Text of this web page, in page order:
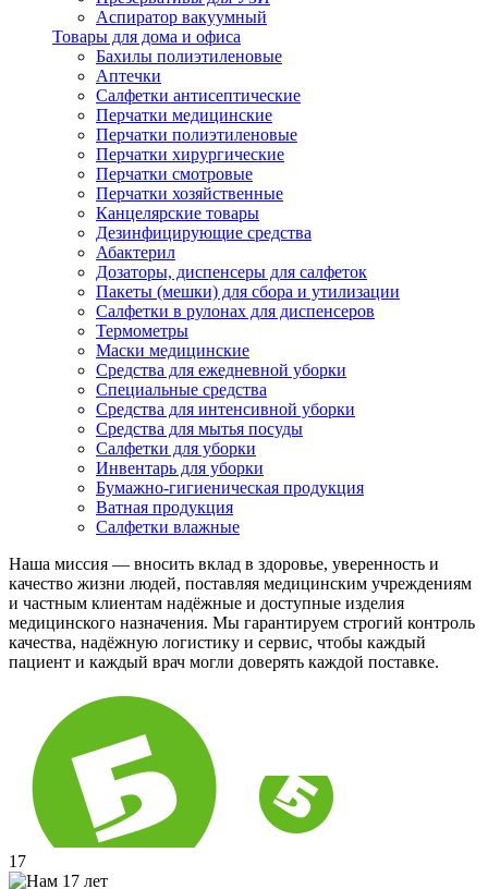
Аспиратор вакуумный
Товары для дома и офиса
Бахилы полиэтиленовые
Аптечки
Салфетки антисептические
Перчатки медицинские
Перчатки полиэтиленовые
Перчатки хирургические
Перчатки смотровые
Перчатки хозяйственные
Канцелярские товары
Дезинфицирующие средства
Абактерил
Дозаторы, диспенсеры для салфеток
Пакеты (мешки) для сбора и утилизации
Салфетки в рулонах для диспенсеров
Термометры
Маски медицинские
Средства для ежедневной уборки
Специальные средства
Средства для интенсивной уборки
Средства для мытья посуды
Салфетки для уборки
Инвентарь для уборки
Бумажно-гигиеническая продукция
Ватная продукция
Салфетки влажные
Наша миссия — вносить вклад в здоровье, уверенность и
качество жизни людей, поставляя медицинским учреждениям
и частным клиентам надёжные и доступные изделия
медицинского назначения. Мы гарантируем строгий контроль
качества, надёжную логистику и сервис, чтобы каждый
пациент и каждый врач могли доверять каждой поставке.
17